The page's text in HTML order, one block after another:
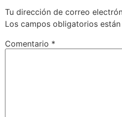
Tu dirección de correo
Los campos obligatorios
Comentario *